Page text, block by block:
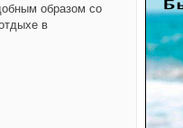
образом со
в